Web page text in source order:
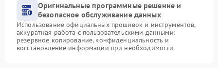
Оригинальные программные решение и
безопасное обслуживание данных
Использование официальных прошивок и инструментов,
аккуратная работа с пользовательскими данными:
резервное копирование, конфиденциальность и
восстановление информации при необходимости